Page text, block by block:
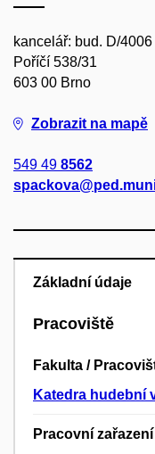
kancelář: bud. D/4006
Poříčí 538/31
603 00 Brno
Zobrazit na mapě
549 49 8562
Základní údaje
Pracoviště
Fakulta /
Katedra hudební
Pracovní zařazení